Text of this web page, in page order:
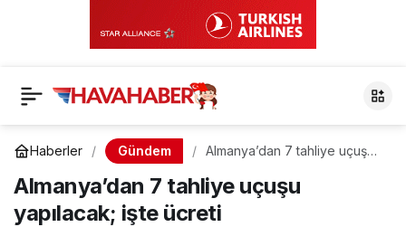
Haberler Gündem
Almanya’dan 7 tahliye uçuşu
Almanya’dan 7 tahliye uçuşu
yapılacak; işte ücreti